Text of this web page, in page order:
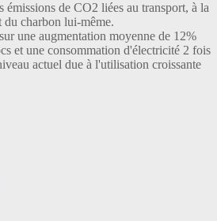
de CO2 liées au transport, à la
du charbon lui-même.
une augmentation moyenne de 12%
et une consommation d'électricité 2 fois
actuel due à l'utilisation croissante